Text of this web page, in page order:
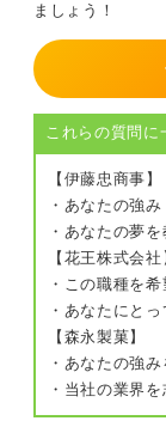
ましょう！
これらの質問
【伊藤忠商事】
・あなたの強
・あなたの夢を
【花王株式会社
・この職種を
・あなたにと
【森永製菓】
・あなたの強
・当社の業界